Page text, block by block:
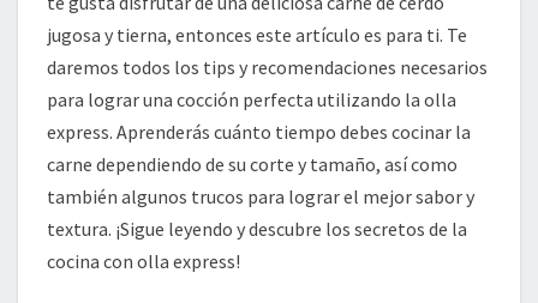
jugosa y tierna, entonces este artículo es para ti. Te
daremos todos los tips y recomendaciones necesarios
para lograr una cocción perfecta utilizando la olla
express. Aprenderás cuánto tiempo debes cocinar la
carne dependiendo de su corte y tamaño, así como
también algunos trucos para lograr el mejor sabor y
textura. ¡Sigue leyendo y descubre los secretos de la
cocina con olla express!